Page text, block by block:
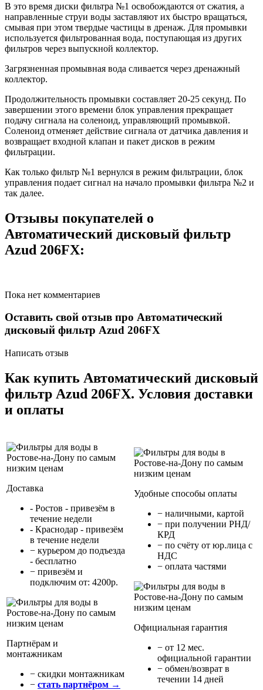
В это время диски фильтра №1 освобождаются от сжатия, а
направленные струи воды заставляют их быстро вращаться,
смывая при этом твердые частицы в дренаж. Для промывки
используется фильтрованная вода, поступающая из других
фильтров через выпускной коллектор.
Загрязненная промывная вода сливается через дренажный
коллектор.
Продолжительность промывки составляет 20-25 секунд. По
завершении этого времени блок управления прекращает
подачу сигнала на соленоид, управляющий промывкой.
Соленоид отменяет действие сигнала от датчика давления и
возвращает входной клапан и пакет дисков в режим
фильтрации.
Как только фильтр №1 вернулся в режим фильтрации, блок
управления подает сигнал на начало промывки фильтра №2 и
так далее.
Отзывы покупателей о
Автоматический дисковый фильтр
Azud 206FX:
Пока нет комментариев
Оставить свой отзыв про Автоматический
дисковый фильтр Azud 206FX
Написать отзыв
Как купить Автоматический дисковый
фильтр Azud 206FX. Условия доставки
и оплаты
Доставка
- Ростов - привезём в
течение недели
- Краснодар - привезём
в течение недели
− курьером до подъезда
- бесплатно
− привезём и
подключим от: 4200р.
Партнёрам и
монтажникам
− cкидки монтажникам
− стать партнёром →
Удобные способы оплаты
− наличными, картой
− при получении РНД/
КРД
− по счёту от юр.лица с
НДС
− оплата частями
Официальная гарантия
− от 12 мес.
официальной гарантии
− обмен/возврат в
течении 14 дней